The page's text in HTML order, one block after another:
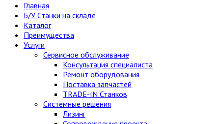
Главная
Б/У Станки на складе
Каталог
Преимущества
Услуги
Сервисное обслуживание
Консультация специалиста
Ремонт оборудования
Поставка запчастей
TRADE-IN Станков
Системные решения
Лизинг